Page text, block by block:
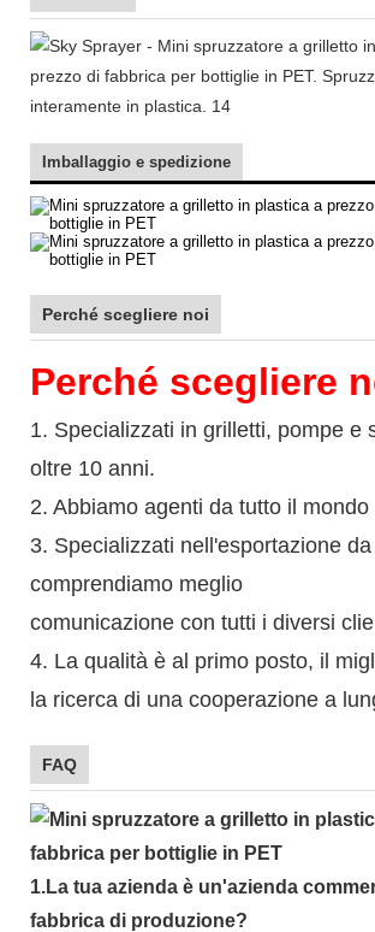
Imballaggio e spedizione
Perché scegliere noi
Perché scegliere
1. Specializzati in grilletti, pompe e
oltre 10 anni.
2. Abbiamo agenti da tutto il mondo
3. Specializzati nell'esportazione
comprendiamo meglio
comunicazione con tutti i diversi
4. La qualità è al primo posto, il
la ricerca di una cooperazione a
FAQ
1.La tua azienda è un'azienda
fabbrica di produzione?